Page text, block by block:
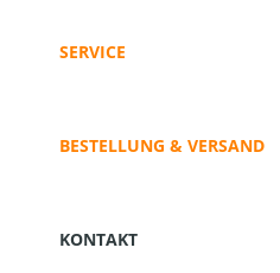
SERVICE
BESTELLUNG & VERSAND
KONTAKT